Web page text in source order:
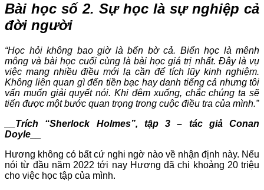
Bài học số 2. Sự học là sự nghiệp cả
đời người
“Học hỏi không bao giờ là bến bờ cả. Biển học là mênh
mông và bài học cuối cùng là bài học giá trị nhất. Đây là vụ
việc mang nhiều điều mới lạ cần để tích lũy kinh nghiệm.
Không liên quan gì đến tiền bạc hay danh tiếng cả nhưng tôi
vấn muốn giải quyết nói. Khi đêm xuống, chắc chúng ta sẽ
tiến được một bước quan trọng trong cuộc điều tra của mình.”
__Trích “Sherlock Holmes”, tập 3 – tác giả Conan
Doyle__
Hương không có bất cứ nghi ngờ nào về nhận định này. Nếu
nói từ đầu năm 2022 tới nay Hương đã chi khoảng 20 triệu
cho việc học tập của mình.